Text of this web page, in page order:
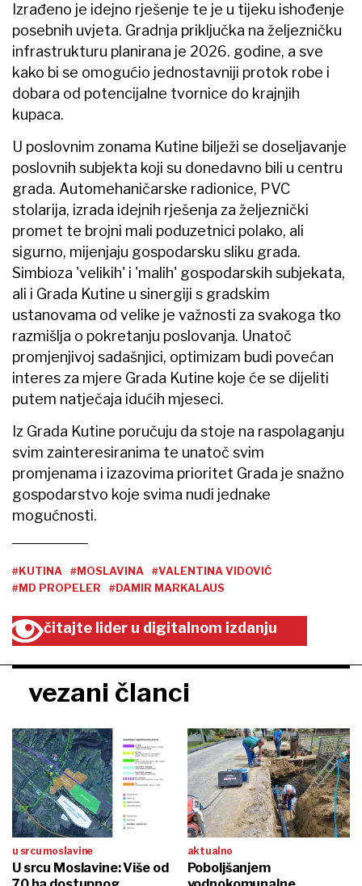
Izrađeno je idejno rješenje te je u tijeku ishođenje
posebnih uvjeta. Gradnja priključka na željezničku
infrastrukturu planirana je 2026. godine, a sve
kako bi se omogućio jednostavniji protok robe i
dobara od potencijalne tvornice do krajnjih
kupaca.
U poslovnim zonama Kutine bilježi se doseljavanje
poslovnih subjekta koji su donedavno bili u centru
grada. Automehaničarske radionice, PVC
stolarija, izrada idejnih rješenja za željeznički
promet te brojni mali poduzetnici polako, ali
sigurno, mijenjaju gospodarsku sliku grada.
Simbioza 'velikih' i 'malih' gospodarskih subjekata,
ali i Grada Kutine u sinergiji s gradskim
ustanovama od velike je važnosti za svakoga tko
razmišlja o pokretanju poslovanja. Unatoč
promjenjivoj sadašnjici, optimizam budi povećan
interes za mjere Grada Kutine koje će se dijeliti
putem natječaja idućih mjeseci.
Iz Grada Kutine poručuju da stoje na raspolaganju
svim zainteresiranima te unatoč svim
promjenama i izazovima prioritet Grada je snažno
gospodarstvo koje svima nudi jednake
mogućnosti.
#KUTINA #MOSLAVINA
#VALENTINA VIDOVIĆ
#MD PROPELER
#DAMIR MARKALAUS
čitajte lider u digitalnom izdanju
vezani članci
u srcu moslavine
U srcu Moslavine: Više od
aktualno
Poboljšanjem